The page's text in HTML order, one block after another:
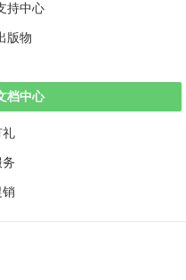
持中心
版物
档中心
礼